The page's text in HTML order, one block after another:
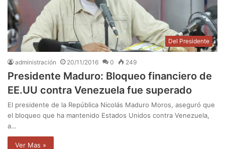
Del Presidente
administración 20/11/2016 0 249
Presidente Maduro: Bloqueo financiero de
EE.UU contra Venezuela fue superado
El presidente de la República Nicolás Maduro Moros, aseguró que
el bloqueo que ha mantenido Estados Unidos contra Venezuela,
a…
Ver Mas »